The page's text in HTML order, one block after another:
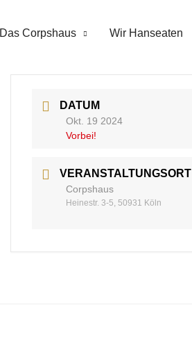
Das Corpshaus Wir Hanseaten
DATUM
Okt. 19 2024
Vorbei!
VERANSTALTUNGSORT
Corpshaus
Heinestr. 3-5, 50931 Köln